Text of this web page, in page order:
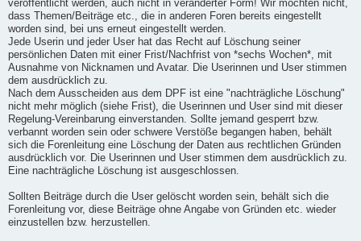
veröffentlicht werden, auch nicht in veränderter Form! Wir möchten nicht,
dass Themen/Beiträge etc., die in anderen Foren bereits eingestellt
worden sind, bei uns erneut eingestellt werden.
Jede Userin und jeder User hat das Recht auf Löschung seiner
persönlichen Daten mit einer Frist/Nachfrist von *sechs Wochen*, mit
Ausnahme von Nicknamen und Avatar. Die Userinnen und User stimmen
dem ausdrücklich zu.
Nach dem Ausscheiden aus dem DPF ist eine "nachträgliche Löschung"
nicht mehr möglich (siehe Frist), die Userinnen und User sind mit dieser
Regelung-Vereinbarung einverstanden. Sollte jemand gesperrt bzw.
verbannt worden sein oder schwere Verstöße begangen haben, behält
sich die Forenleitung eine Löschung der Daten aus rechtlichen Gründen
ausdrücklich vor. Die Userinnen und User stimmen dem ausdrücklich zu.
Eine nachträgliche Löschung ist ausgeschlossen.
Sollten Beiträge durch die User gelöscht worden sein, behält sich die
Forenleitung vor, diese Beiträge ohne Angabe von Gründen etc. wieder
einzustellen bzw. herzustellen.